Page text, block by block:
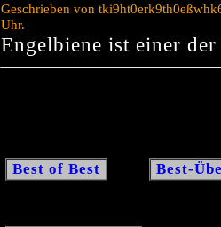
Geschrieben von
Uhr.
Engelbiene ist einer
Best of Best Best-